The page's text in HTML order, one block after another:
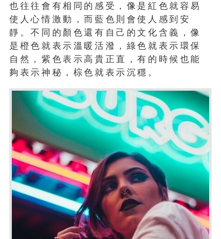
也往往會有相同的感受，像是紅色就容易
使人心情激動，而藍色則會使人感到安
靜。不同的顏色還有自己的文化含義，像
是橙色就表示溫暖活潑，綠色就表示環保
自然，紫色表示高貴正直，有的時候也能
夠表示神秘，棕色就表示沉穩。